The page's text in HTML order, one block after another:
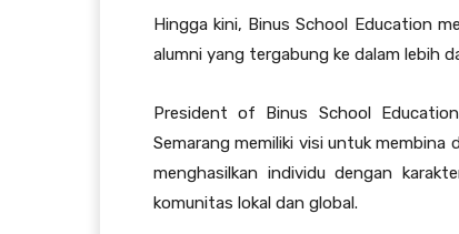
Hingga kini, Binus School Education
alumni yang tergabung ke dalam lebih
President of Binus School
Semarang memiliki visi untuk membina
menghasilkan individu dengan
komunitas lokal dan global.